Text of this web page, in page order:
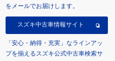
をメールでお届けします。
スズキ中古車情報サイト
「安心・納得・充実」なラインアッ
プを揃えるスズキ公式中古車検索サ